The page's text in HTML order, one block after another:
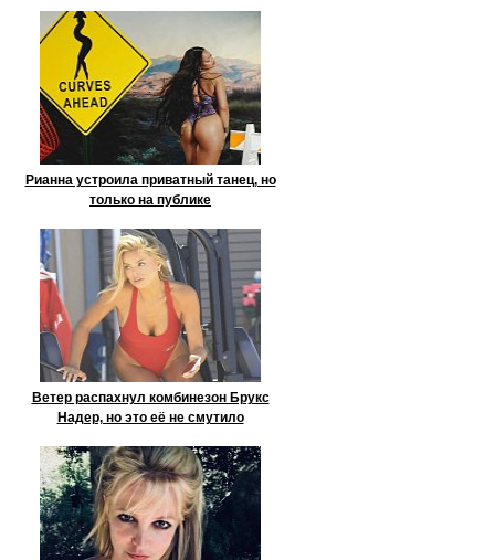
Рианна устроила приватный танец, но
только на публике
Ветер распахнул комбинезон Брукс
Надер, но это её не смутило